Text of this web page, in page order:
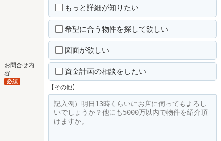
お問合せ内
容
必須
もっと詳細が知りたい
希望に合う物件を探して欲しい
図面が欲しい
資金計画の相談をしたい
【その他】